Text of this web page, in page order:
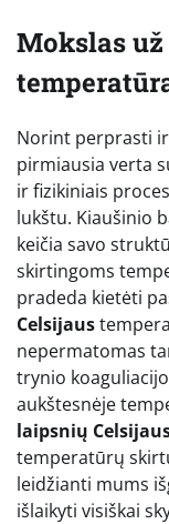
Mokslas
Norint perprasti
pirmiausia verta
ir fizikiniais
lukštu. Kiaušinio
keičia savo
skirtingoms
pradeda kietėti
Celsijaus
nepermatomas
trynio
aukštesnėje
laipsnių
temperatūrų
leidžianti mums
išlaikyti visiškai